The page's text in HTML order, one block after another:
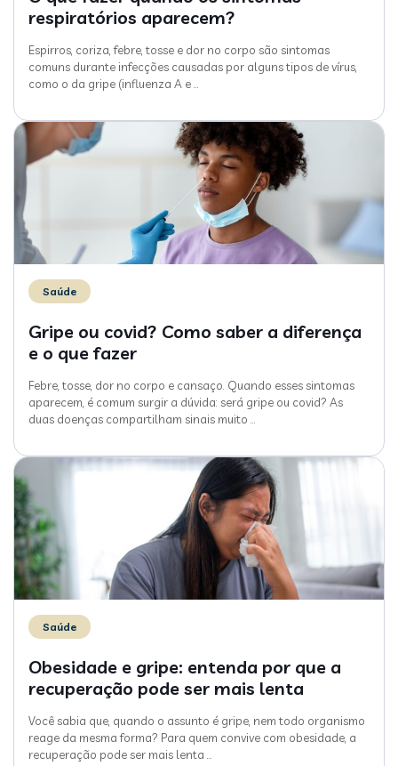
respiratórios aparecem?
Espirros, coriza, febre, tosse e dor no corpo são sintomas
comuns durante infecções causadas por alguns tipos de vírus,
como o da gripe (influenza A e…
Saúde
Gripe ou covid? Como saber a diferença
e o que fazer
Febre, tosse, dor no corpo e cansaço. Quando esses sintomas
aparecem, é comum surgir a dúvida: será gripe ou covid? As
duas doenças compartilham sinais muito …
Saúde
Obesidade e gripe: entenda por que a
recuperação pode ser mais lenta
Você sabia que, quando o assunto é gripe, nem todo organismo
reage da mesma forma? Para quem convive com obesidade, a
recuperação pode ser mais lenta …